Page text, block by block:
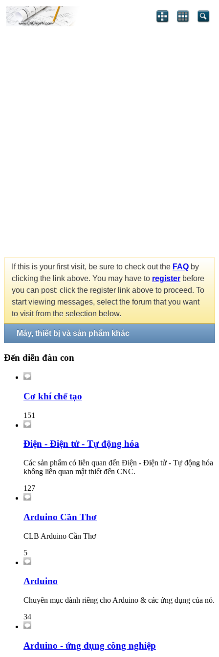
If this is your first visit, be sure to check out the FAQ by
clicking the link above. You may have to register before
you can post: click the register link above to proceed. To
start viewing messages, select the forum that you want
to visit from the selection below.
Máy, thiết bị và sản phẩm khác
Đến diễn đàn con
Cơ khí chế tạo
151
Điện - Điện tử - Tự động hóa
Các sản phẩm có liên quan đến Điện - Điện tử - Tự động hóa
không liên quan mật thiết đến CNC.
127
Arduino Cần Thơ
CLB Arduino Cần Thơ
5
Arduino
Chuyên mục dành riêng cho Arduino & các ứng dụng của nó.
34
Arduino - ứng dụng công nghiệp